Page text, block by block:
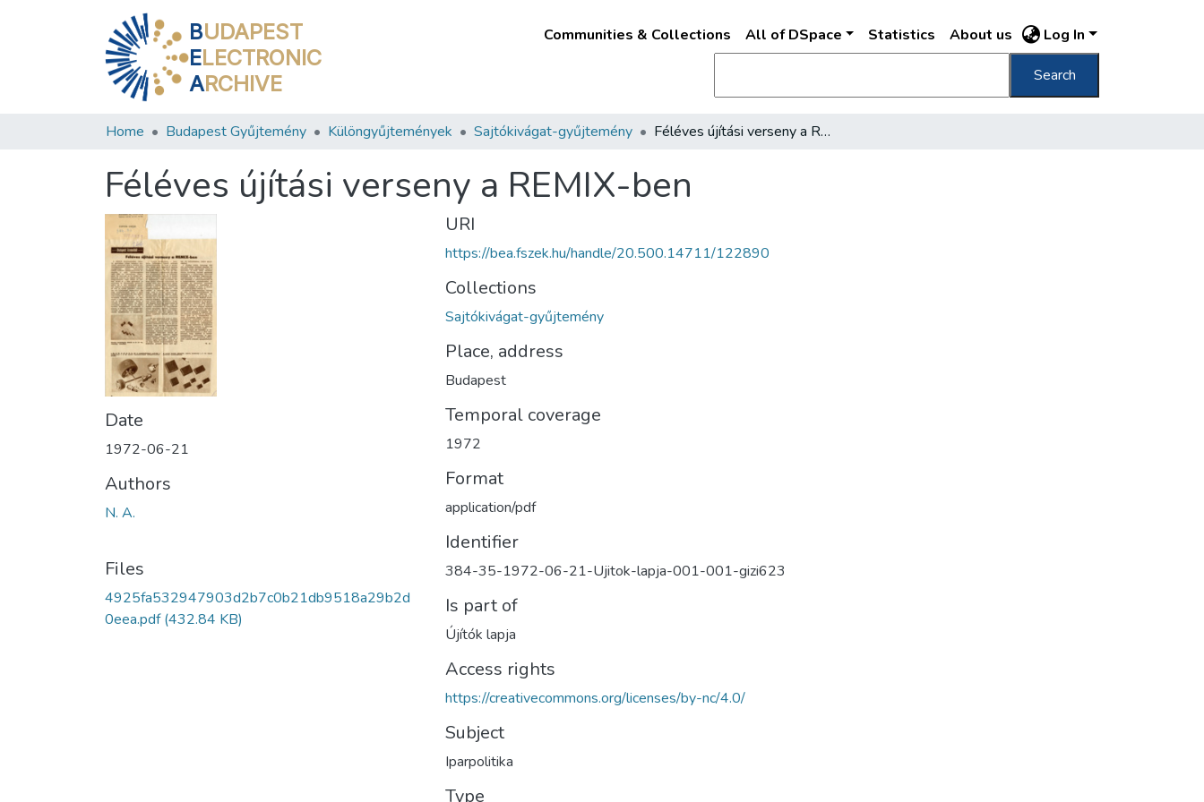
BUDAPEST
ELECTRONIC
ARCHIVE
Communities & Collections All of DSpace Statistics About us Log In
Search
Home Budapest Gyűjtemény Különgyűjtemények Sajtókivágat-gyűjtemény Féléves újítási verseny a REMIX-ben
Féléves újítási verseny a REMIX-ben
Date
1972-06-21
Authors
N. A.
Files
4925fa532947903d2b7c0b21db9518a29b2d
0eea.pdf(432.84 KB)
URI
https://bea.fszek.hu/handle/20.500.14711/122890
Collections
Sajtókivágat-gyűjtemény
Place, address
Budapest
Temporal coverage
1972
Format
application/pdf
Identifier
384-35-1972-06-21-Ujitok-lapja-001-001-gizi623
Is part of
Újítók lapja
Access rights
https://creativecommons.org/licenses/by-nc/4.0/
Subject
Iparpolitika
Type